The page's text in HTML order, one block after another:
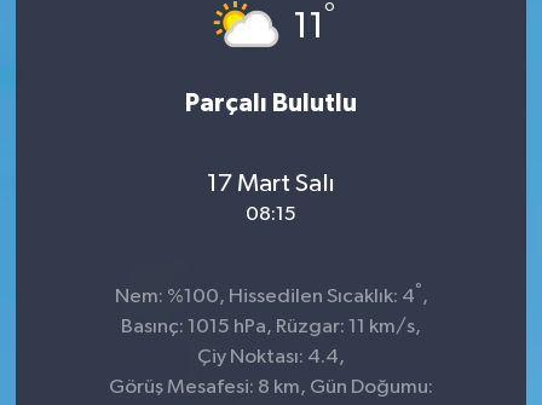
11 °
Parçalı Bulutlu
17 Mart Salı
08:15
Nem: %100, Hissedilen Sıcaklık: 4° ,
Basınç: 1015 hPa, Rüzgar: 11 km/s,
Çiy Noktası: 4.4,
Görüş Mesafesi: 8 km, Gün Doğumu: